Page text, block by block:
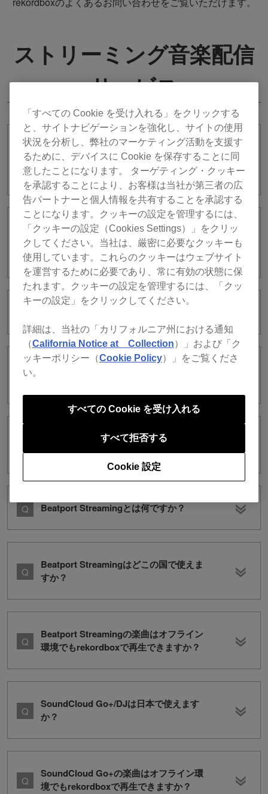
ストリーミング音楽配信
サービス
ストリーミング音楽配信サービスの楽曲
をrekordboxで使う場合に機能制限はあ
りますか?
公共の場やクラブでストリーミング音楽
配信サービスの楽曲を掛けても著作権上
の問題はないでしょうか？
rekordbox ver. 5でBeatport Streaming
が使用できません。
Beatport Streamingとは何ですか？
Beatport Streamingはどこの国で使えま
すか？
Beatport Streamingの楽曲はオフライン
環境でもrekordboxで再生できますか？
SoundCloud Go+/DJは日本で使えます
か？
SoundCloud Go+の楽曲はオフライン環
境でもrekordboxで再生できますか？
「すべての Cookie を受け入れる」をクリックする
と、サイトナビゲーションを強化し、サイトの使用
状況を分析し、弊社のマーケティング活動を支援す
るために、デバイスに Cookie を保存することに同
意したことになります。 ターゲティング・クッキー
を承認することにより、お客様は当社が第三者の広
告パートナーと個人情報を共有することを承認する
ことになります。クッキーの設定を管理するには、
「クッキーの設定（Cookies Settings）」をクリッ
クしてください。当社は、厳密に必要なクッキーも
使用しています。これらのクッキーはウェブサイト
を運営するために必要であり、常に有効の状態に保
たれます。クッキーの設定を管理するには、「クッ
キーの設定」をクリックしてください。
詳細は、当社の「カリフォルニア州における通知
（California Notice at Collection）」および「ク
ッキーポリシー（Cookie Policy）」をご覧くださ
い。
Cookie 設定
すべて拒否する
すべての Cookie を受け入れる